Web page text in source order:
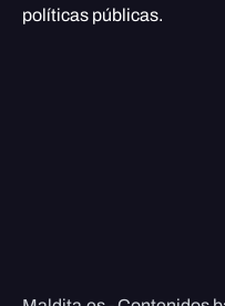
políticas públicas.